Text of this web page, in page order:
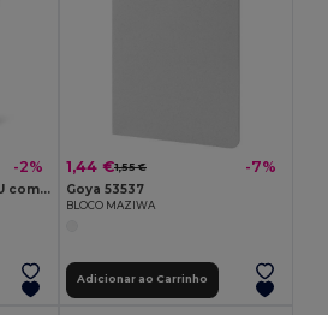
-2%
Bloco de notas A5 em PU com folhas lisas
1,44 €1,55 € -7%
Goya 53537
BLOCO MAZIWA
Adicionar ao Carrinho